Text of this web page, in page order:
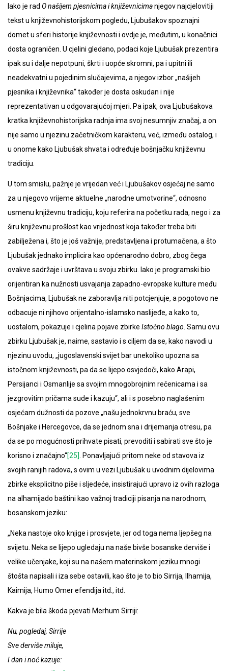
Iako je rad O našijem pjesnicima i književnicimanjegov najcjelovitiji
tekst u književnohistorijskom pogledu, Ljubušakov spoznajni
domet u sferi historije književnosti i ovdje je, međutim, u konačnici
dosta ograničen. U cjelini gledano, podaci koje Ljubušak prezentira
ipak su i dalje nepotpuni, škrti i uopće skromni, pa i upitni ili
neadekvatni u pojedinim slučajevima, a njegov izbor „našijeh
pjesnika i književnika“ također je dosta oskudan i nije
reprezentativan u odgovarajućoj mjeri. Pa ipak, ova Ljubušakova
kratka književnohistorijska radnja ima svoj nesumnjiv značaj, a on
nije samo u njezinu začetničkom karakteru, već, između ostalog, i
u onome kako Ljubušak shvata i određuje bošnjačku književnu
tradiciju.
U tom smislu, pažnje je vrijedan već i Ljubušakov osjećaj ne samo
za u njegovo vrijeme aktuelne „narodne umotvorine“, odnosno
usmenu književnu tradiciju, koju referira na početku rada, nego i za
širu književnu prošlost kao vrijednost koja također treba biti
zabilježena i, što je još važnije, predstavljena i protumačena, a što
Ljubušak jednako implicira kao općenarodno dobro, zbog čega
ovakve sadržaje i uvrštava u svoju zbirku. Iako je programski bio
orijentiran ka nužnosti usvajanja zapadno-evropske kulture među
Bošnjacima, Ljubušak ne zaboravlja niti potcjenjuje, a pogotovo ne
odbacuje ni njihovo orijentalno-islamsko naslijeđe, a kako to,
uostalom, pokazuje i cjelina pojave zbirke Istočno blago . Samu ovu
zbirku Ljubušak je, naime, sastavio i s ciljem da se, kako navodi u
njezinu uvodu, „jugoslavenski svijet bar unekoliko upozna sa
istočnom književnosti, pa da se lijepo osvjedoči, kako Arapi,
Persijanci i Osmanlije sa svojim mnogobrojnim rečenicama i sa
jezgrovitim pričama sude i kazuju“, ali i s posebno naglašenim
osjećam dužnosti da pozove „našu jednokrvnu braću, sve
Bošnjake i Hercegovce, da se jednom sna i drijemanja otresu, pa
da se po mogućnosti prihvate pisati, prevoditi i sabirati sve što je
korisno i značajno“[25]
. Ponavljajući pritom neke od stavova iz
svojih ranijih radova, s ovim u vezi Ljubušak u uvodnim dijelovima
zbirke eksplicitno piše i sljedeće, insistirajući upravo iz ovih razloga
na alhamijado baštini kao važnoj tradiciji pisanja na narodnom,
bosanskom jeziku:
„Neka nastoje oko knjige i prosvjete, jer od toga nema ljepšeg na
svijetu. Neka se lijepo ugledaju na naše bivše bosanske derviše i
velike učenjake, koji su na našem materinskom jeziku mnogi
štošta napisali i iza sebe ostavili, kao što je to bio Sirrija, Ilhamija,
Kaimija, Humo Omer efendija itd., itd.
Kakva je bila škoda pjevati Merhum Sirriji:
Nu, pogledaj, Sirrije
Sve derviše miluje,
I dan i noć kazuje: